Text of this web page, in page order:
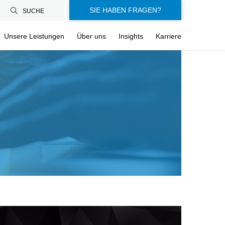
SUCHE SIE HABEN FRAGEN?
Unsere Leistungen Über uns Insights Karriere